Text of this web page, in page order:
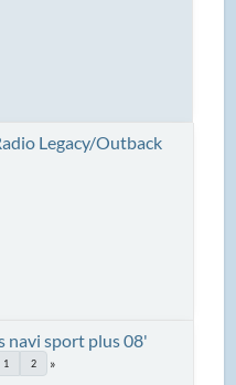
Legacy/Outback
navi sport plus 08'
1 2